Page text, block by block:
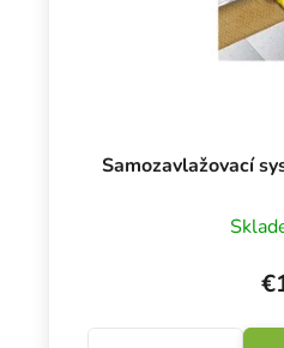
Samozavlažovací